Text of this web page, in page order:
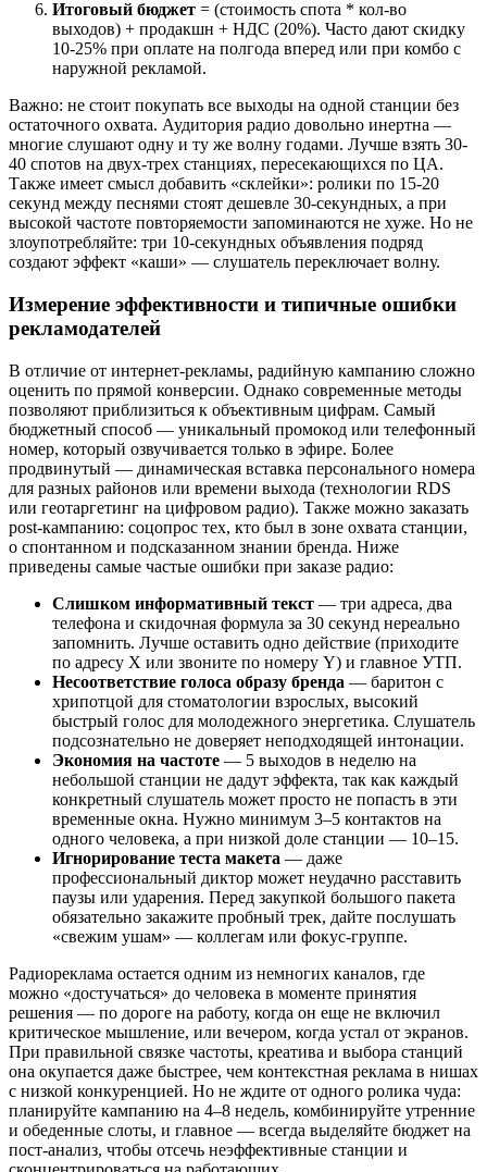
Итоговый бюджет = (стоимость спота * кол-во
выходов) + продакшн + НДС (20%). Часто дают скидку
10-25% при оплате на полгода вперед или при комбо с
наружной рекламой.
Важно: не стоит покупать все выходы на одной станции без
остаточного охвата. Аудитория радио довольно инертна —
многие слушают одну и ту же волну годами. Лучше взять 30-
40 спотов на двух-трех станциях, пересекающихся по ЦА.
Также имеет смысл добавить «склейки»: ролики по 15-20
секунд между песнями стоят дешевле 30-секундных, а при
высокой частоте повторяемости запоминаются не хуже. Но не
злоупотребляйте: три 10-секундных объявления подряд
создают эффект «каши» — слушатель переключает волну.
Измерение эффективности и типичные ошибки
рекламодателей
В отличие от интернет-рекламы, радийную кампанию сложно
оценить по прямой конверсии. Однако современные методы
позволяют приблизиться к объективным цифрам. Самый
бюджетный способ — уникальный промокод или телефонный
номер, который озвучивается только в эфире. Более
продвинутый — динамическая вставка персонального номера
для разных районов или времени выхода (технологии RDS
или геотаргетинг на цифровом радио). Также можно заказать
post-кампанию: соцопрос тех, кто был в зоне охвата станции,
о спонтанном и подсказанном знании бренда. Ниже
приведены самые частые ошибки при заказе радио:
Слишком информативный текст — три адреса, два
телефона и скидочная формула за 30 секунд нереально
запомнить. Лучше оставить одно действие (приходите
по адресу Х или звоните по номеру Y) и главное УТП.
Несоответствие голоса образу бренда — баритон с
хрипотцой для стоматологии взрослых, высокий
быстрый голос для молодежного энергетика. Слушатель
подсознательно не доверяет неподходящей интонации.
Экономия на частоте — 5 выходов в неделю на
небольшой станции не дадут эффекта, так как каждый
конкретный слушатель может просто не попасть в эти
временные окна. Нужно минимум 3–5 контактов на
одного человека, а при низкой доле станции — 10–15.
Игнорирование теста макета — даже
профессиональный диктор может неудачно расставить
паузы или ударения. Перед закупкой большого пакета
обязательно закажите пробный трек, дайте послушать
«свежим ушам» — коллегам или фокус-группе.
Радиореклама остается одним из немногих каналов, где
можно «достучаться» до человека в моменте принятия
решения — по дороге на работу, когда он еще не включил
критическое мышление, или вечером, когда устал от экранов.
При правильной связке частоты, креатива и выбора станций
она окупается даже быстрее, чем контекстная реклама в нишах
с низкой конкуренцией. Но не ждите от одного ролика чуда:
планируйте кампанию на 4–8 недель, комбинируйте утренние
и обеденные слоты, и главное — всегда выделяйте бюджет на
пост-анализ, чтобы отсечь неэффективные станции и